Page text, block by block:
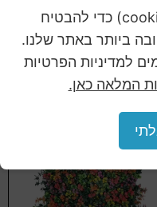
אנו משתמשים בעוגיות (cookies) כדי להבטיח
ביותר באתר שלנו.
למדיניות הפרטיות
המלאה כאן.
מידע נוסף